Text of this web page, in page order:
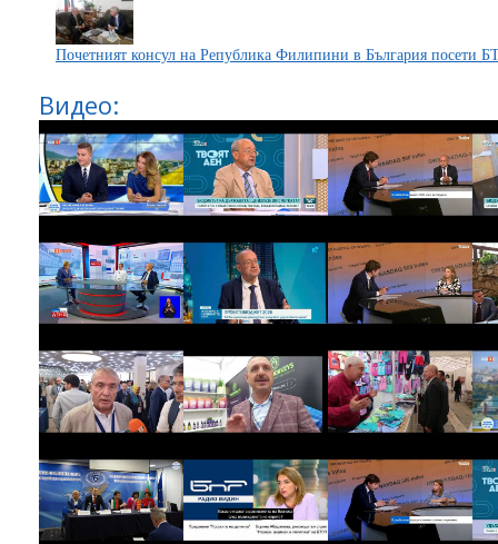
Почетният консул на Република Филипини в България посети
Видео: